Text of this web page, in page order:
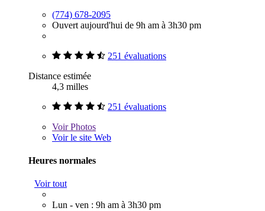
(774) 678-2095
Ouvert aujourd'hui de 9h am à 3h30 pm
251 évaluations
Distance estimée
4,3 milles
251 évaluations
VoirPhotos
Voir le site Web
Heures normales
Voir tout
Lun - ven : 9h am à 3h30 pm